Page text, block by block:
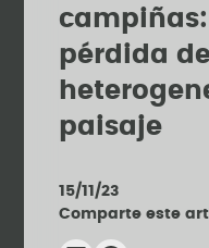
pérdida
paisaje
15/11/23
Comparte este